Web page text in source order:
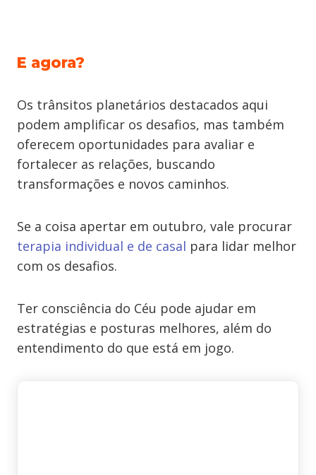
E agora?
Os trânsitos planetários destacados aqui
podem amplificar os desafios, mas também
oferecem oportunidades para avaliar e
fortalecer as relações, buscando
transformações e novos caminhos.
Se a coisa apertar em outubro, vale procurar
terapia individual e de casal para lidar melhor
com os desafios.
Ter consciência do Céu pode ajudar em
estratégias e posturas melhores, além do
entendimento do que está em jogo.